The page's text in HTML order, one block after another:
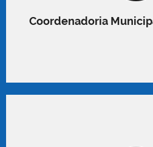
Coordenadoria